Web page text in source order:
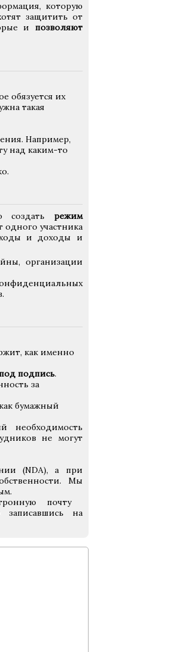
которую
защитить от
и позволяют
обязуется их
такая
Например,
над каким-то
создать режим
одного участника
и доходы и
организации
как именно
подпись.
за
бумажный
необходимость
не могут
(NDA), а при
Мы
почту
записавшись на